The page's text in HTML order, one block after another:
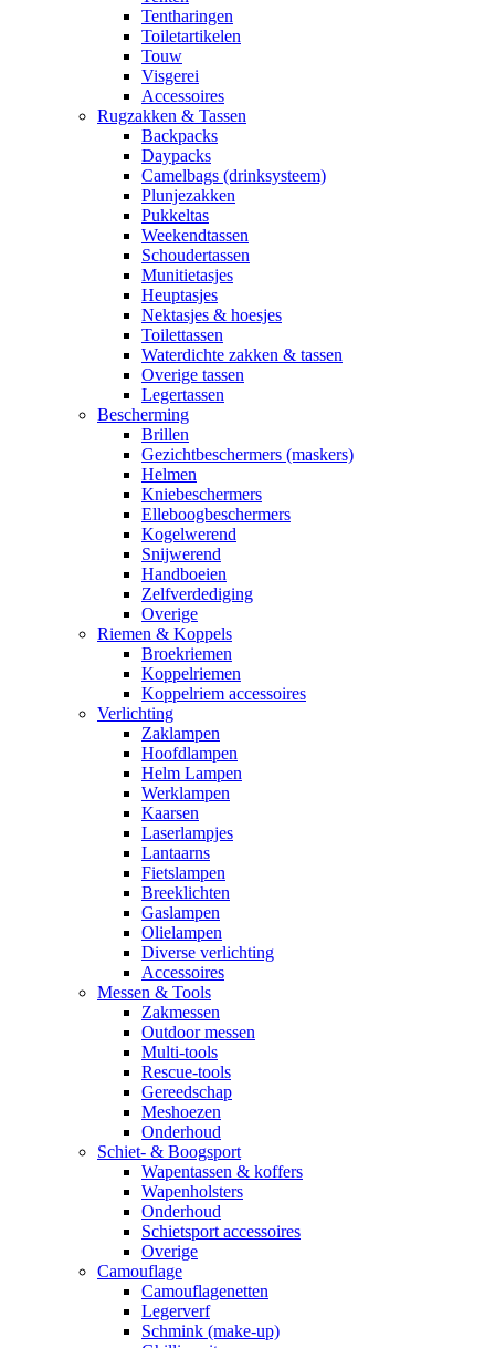
Tentharingen
Toiletartikelen
Touw
Visgerei
Accessoires
Rugzakken & Tassen
Backpacks
Daypacks
Camelbags (drinksysteem)
Plunjezakken
Pukkeltas
Weekendtassen
Schoudertassen
Munitietasjes
Heuptasjes
Nektasjes & hoesjes
Toilettassen
Waterdichte zakken & tassen
Overige tassen
Legertassen
Bescherming
Brillen
Gezichtbeschermers (maskers)
Helmen
Kniebeschermers
Elleboogbeschermers
Kogelwerend
Snijwerend
Handboeien
Zelfverdediging
Overige
Riemen & Koppels
Broekriemen
Koppelriemen
Koppelriem accessoires
Verlichting
Zaklampen
Hoofdlampen
Helm Lampen
Werklampen
Kaarsen
Laserlampjes
Lantaarns
Fietslampen
Breeklichten
Gaslampen
Olielampen
Diverse verlichting
Accessoires
Messen & Tools
Zakmessen
Outdoor messen
Multi-tools
Rescue-tools
Gereedschap
Meshoezen
Onderhoud
Schiet- & Boogsport
Wapentassen & koffers
Wapenholsters
Onderhoud
Schietsport accessoires
Overige
Camouflage
Camouflagenetten
Legerverf
Schmink (make-up)